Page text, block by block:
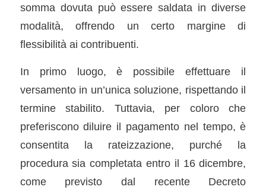
somma dovuta può essere saldata in diverse
modalità, offrendo un certo margine di
flessibilità ai contribuenti.
In primo luogo, è possibile effettuare il
versamento in un’unica soluzione, rispettando il
termine stabilito. Tuttavia, per coloro che
preferiscono diluire il pagamento nel tempo, è
consentita la rateizzazione, purché la
procedura sia completata entro il 16 dicembre,
come previsto dal recente Decreto